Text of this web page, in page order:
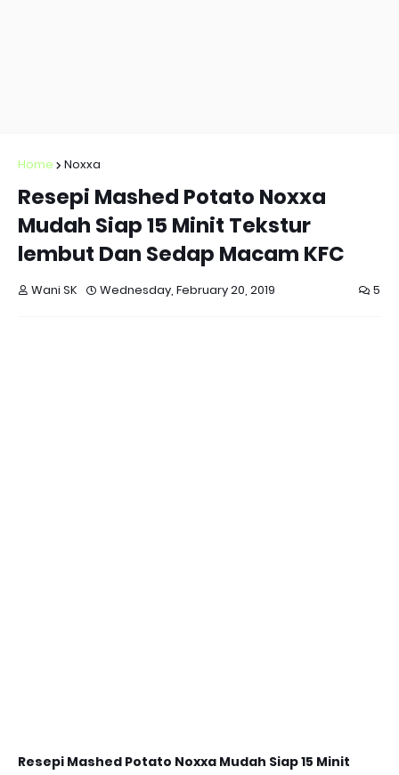
Home Noxxa
Resepi Mashed Potato Noxxa
Mudah Siap 15 Minit Tekstur
lembut Dan Sedap Macam KFC
Wani SK Wednesday, February 20, 2019 5
Resepi Mashed Potato Noxxa Mudah Siap 15 Minit